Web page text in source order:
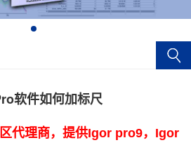
软件如何加标尺
代理商，提供Igor pro9，Igor